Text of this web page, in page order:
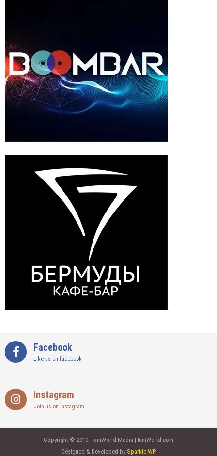
Facebook
Like us on facebook
Instagram
Join us on instagram
Copyright © 2019 - IaniWorld Media | IaniWorld.com
Designed & Developed by Sparkle WP